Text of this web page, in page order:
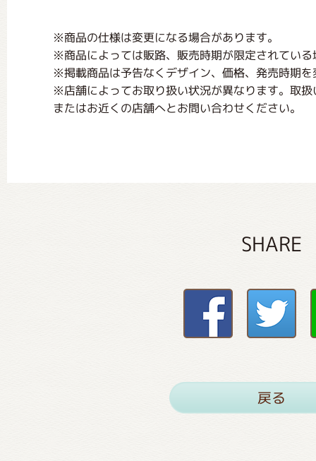
※商品の仕様は変更になる場合があります。
※商品によっては販路、販売時期が限定されてい
※掲載商品は予告なくデザイン、価格、発売時期
※店舗によってお取り扱い状況が異なります。取
またはお近くの店舗へとお問い合わせください。
SHARE
戻る